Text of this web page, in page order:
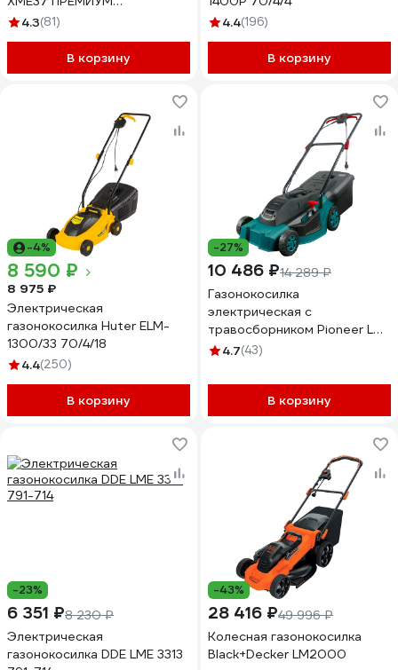
MBK0032760
4.3(81)
В корзину
4.4(196)
В корзину
-4%
8 590 ₽
8 975 ₽
Электрическая
газонокосилка Huter ELM-
1300/33 70/4/18
4.4(250)
В корзину
-27%
10 486 ₽14 289 ₽
Газонокосилка
электрическая с
травосборником Pioneer LM-
1640-01
4.7(43)
В корзину
-23%
6 351 ₽8 230 ₽
Электрическая
газонокосилка DDE LME 3313
-43%
28 416 ₽49 996 ₽
Колесная газонокосилка
Black+Decker LM2000